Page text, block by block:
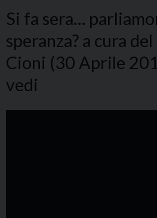
Si fa sera…
speranza? a cura
Cioni (30 Aprile
vedi